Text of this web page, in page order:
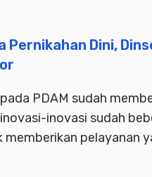
Pernikahan Dini,
PDAM sudah
inovasi sudah
memberikan pelayanan